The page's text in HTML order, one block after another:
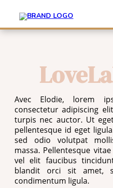
Avec Elodie, lorem
consectetur adipiscing
turpis nec auctor. Ut
pellentesque id eget
sed odio volutpat
massa. Pellentesque
vel elit faucibus
blandit orci sit amet,
condimentum ligula.